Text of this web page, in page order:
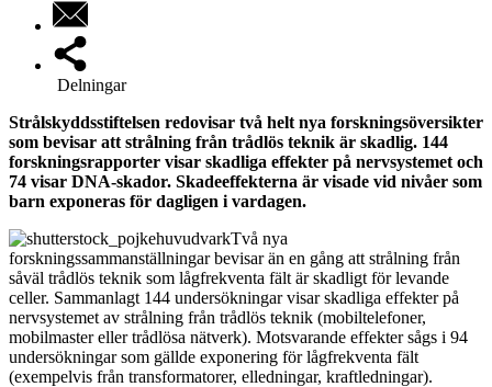
Delningar
Strålskyddsstiftelsen redovisar två helt nya forskningsöversikter
som bevisar att strålning från trådlös teknik är skadlig. 144
forskningsrapporter visar skadliga effekter på nervsystemet och
74 visar DNA-skador. Skadeeffekterna är visade vid nivåer som
barn exponeras för dagligen i vardagen.
Två nya
forskningssammanställningar bevisar än en gång att strålning från
såväl trådlös teknik som lågfrekventa fält är skadligt för levande
celler. Sammanlagt 144 undersökningar visar skadliga effekter på
nervsystemet av strålning från trådlös teknik (mobiltelefoner,
mobilmaster eller trådlösa nätverk). Motsvarande effekter sågs i 94
undersökningar som gällde exponering för lågfrekventa fält
(exempelvis från transformatorer, elledningar, kraftledningar).